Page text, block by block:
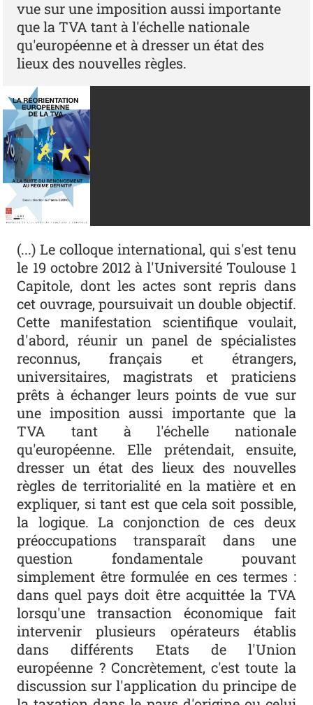
vue sur une imposition aussi importante
que la TVA tant à l'échelle nationale
qu'européenne et à dresser un état des
lieux des nouvelles règles.
(...) Le colloque international, qui s'est tenu
le 19 octobre 2012 à l'Université Toulouse 1
Capitole, dont les actes sont repris dans
cet ouvrage, poursuivait un double objectif.
Cette manifestation scientifique voulait,
d'abord, réunir un panel de spécialistes
reconnus, français et étrangers,
universitaires, magistrats et praticiens
prêts à échanger leurs points de vue sur
une imposition aussi importante que la
TVA tant à l'échelle nationale
qu'européenne. Elle prétendait, ensuite,
dresser un état des lieux des nouvelles
règles de territorialité en la matière et en
expliquer, si tant est que cela soit possible,
la logique. La conjonction de ces deux
préoccupations transparaît dans une
question fondamentale pouvant
simplement être formulée en ces termes :
dans quel pays doit être acquittée la TVA
lorsqu'une transaction économique fait
intervenir plusieurs opérateurs établis
dans différents Etats de l'Union
européenne ? Concrètement, c'est toute la
discussion sur l'application du principe de